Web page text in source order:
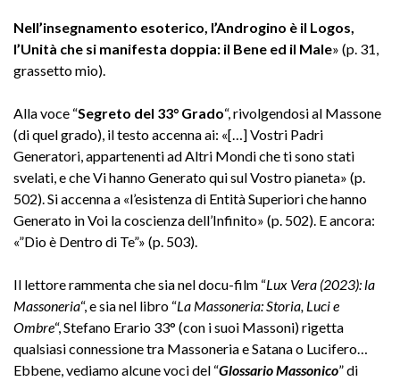
Nell’insegnamento esoterico, l’Androgino è il Logos,
l’Unità che si manifesta doppia: il Bene ed il Male» (p. 31,
grassetto mio).
Alla voce “Segreto del 33° Grado“, rivolgendosi al Massone
(di quel grado), il testo accenna ai: «[…] Vostri Padri
Generatori, appartenenti ad Altri Mondi che ti sono stati
svelati, e che Vi hanno Generato qui sul Vostro pianeta» (p.
502). Si accenna a «l’esistenza di Entità Superiori che hanno
Generato in Voi la coscienza dell’Infinito» (p. 502). E ancora:
«”Dio è Dentro di Te”» (p. 503).
Il lettore rammenta che sia nel docu-film “Lux Vera (2023): la
Massoneria“, e sia nel libro “La Massoneria: Storia, Luci e
Ombre“, Stefano Erario 33° (con i suoi Massoni) rigetta
qualsiasi connessione tra Massoneria e Satana o Lucifero…
Ebbene, vediamo alcune voci del “Glossario Massonico” di